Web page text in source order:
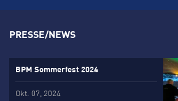
PRESSE/NEWS
BPM Sommerfest 2024
Okt. 07, 2024